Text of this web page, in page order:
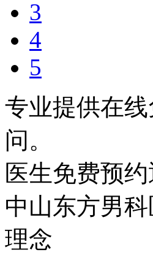
3
4
5
专业提供在
问。
医生免费预
中山东方男
理念